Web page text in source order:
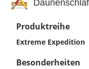
Produktreihe
Extreme Expedition
Besonderheiten